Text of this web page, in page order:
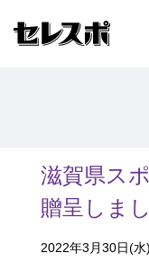
滋賀県ス
贈呈しま
2022年3月30日(水